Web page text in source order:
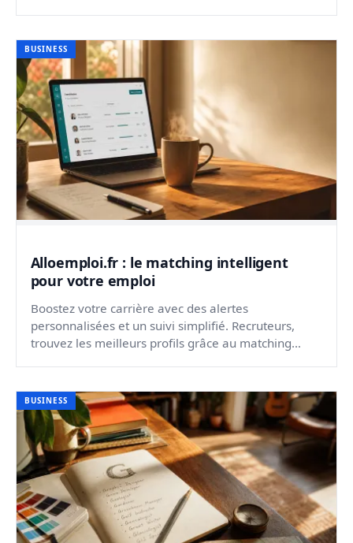
BUSINESS
Alloemploi.fr : le matching intelligent
pour votre emploi
Boostez votre carrière avec des alertes
personnalisées et un suivi simplifié. Recruteurs,
trouvez les meilleurs profils grâce au matching
BUSINESS